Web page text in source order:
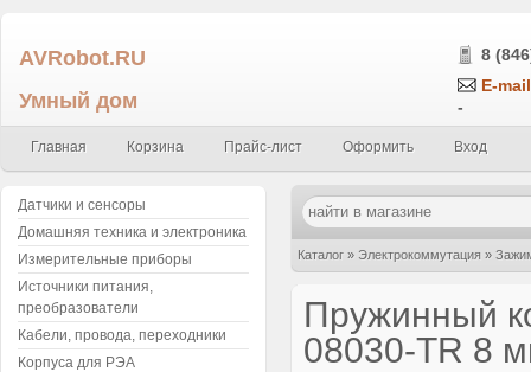
AVRobot.RU
Умный дом
8
E-
-
Главная Корзина Прайс-лист Оформить Вход
Каталог » Электрокоммутация »
Пружинный
08030-TR 8
Датчики и сенсоры
Домашняя техника и электроника
Измерительные приборы
Источники питания,
преобразователи
Кабели, провода, переходники
Корпуса для РЭА